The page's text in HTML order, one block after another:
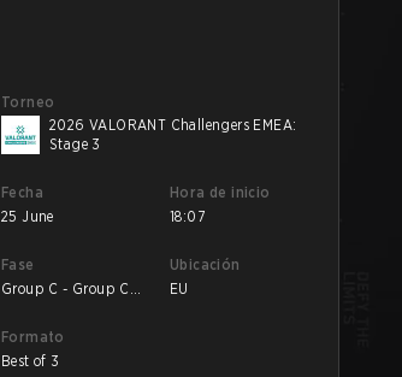
Torneo
2026 VALORANT Challengers EMEA:
Stage 3
Fecha
25 June
Hora de inicio
18:07
Fase
Group C - Group C
Ubicación
EU
Formato
Best of 3